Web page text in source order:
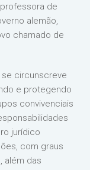
de
alemão,
chamado de
circunscreve
e protegendo
convivenciais
jurídico
com graus
além das